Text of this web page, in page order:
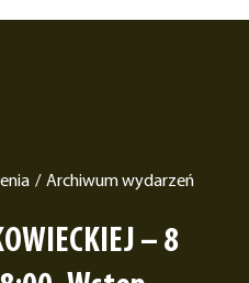
/ Archiwum wydarzeń
– 8